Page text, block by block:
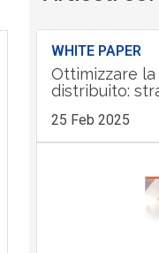
WHITE PAPER
Ottimizzare
distribuito:
25 Feb 2025